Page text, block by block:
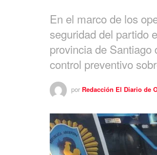
En el marco de los
seguridad del partido
provincia de
control preventivo
por Redacción El Diario de